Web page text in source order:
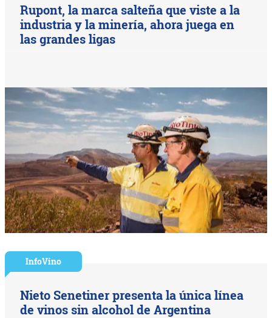
Rupont, la marca salteña que viste a la
industria y la minería, ahora juega en
las grandes ligas
InfoVino
Nieto Senetiner presenta la única línea
de vinos sin alcohol de Argentina